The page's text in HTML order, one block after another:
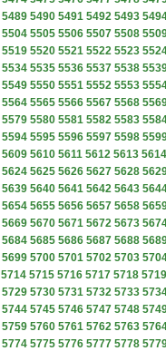
5489 5490 5491 5492 5493
5504 5505 5506 5507 5508
5519 5520 5521 5522 5523
5534 5535 5536 5537 5538
5549 5550 5551 5552 5553
5564 5565 5566 5567 5568
5579 5580 5581 5582 5583
5594 5595 5596 5597 5598
5609 5610 5611 5612 5613 5614
5624 5625 5626 5627 5628
5639 5640 5641 5642 5643
5654 5655 5656 5657 5658
5669 5670 5671 5672 5673
5684 5685 5686 5687 5688
5699 5700 5701 5702 5703
5714 5715 5716 5717 5718 5719
5729 5730 5731 5732 5733
5744 5745 5746 5747 5748
5759 5760 5761 5762 5763
5774 5775 5776 5777 5778